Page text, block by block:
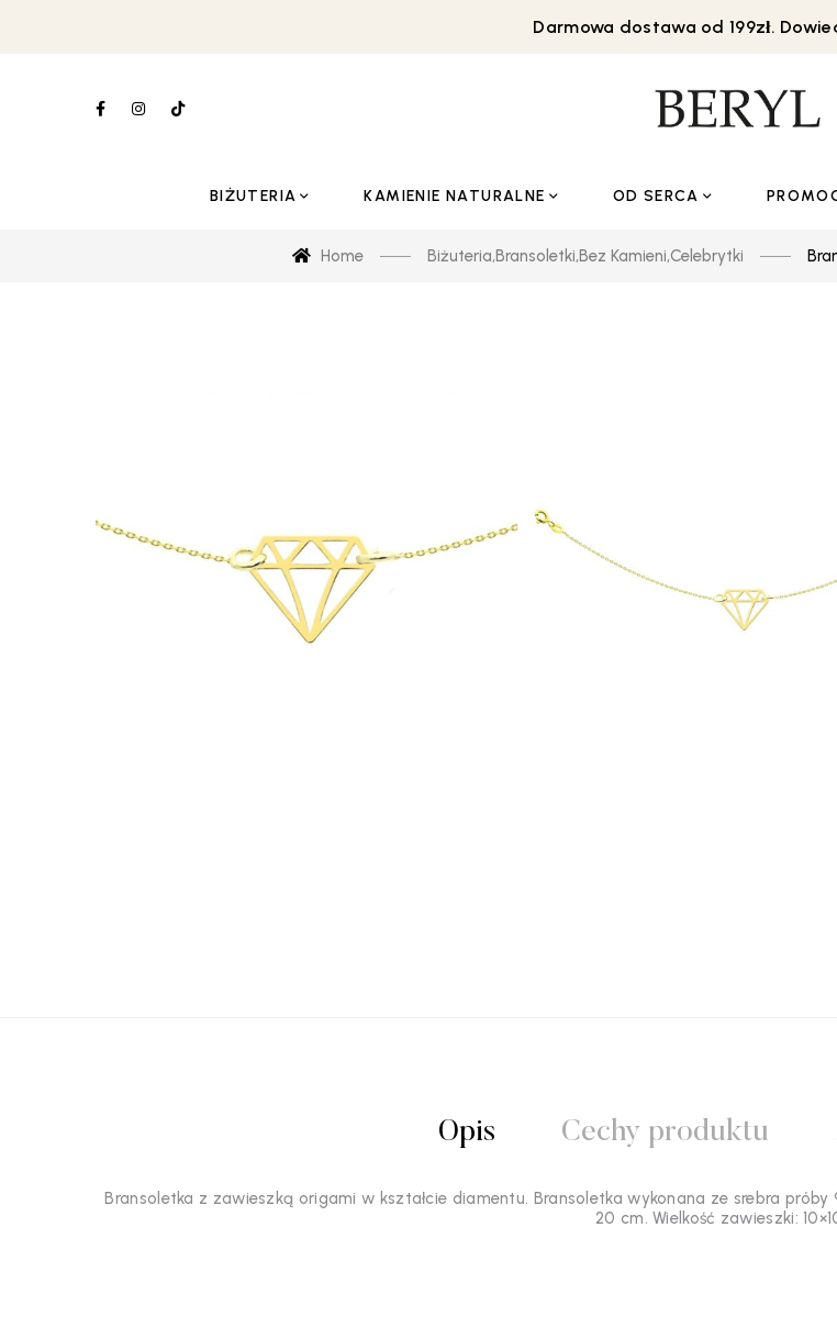
Darmowa dostawa od 199zł.
BIŻUTERIA KAMIENIE NATURALNE OD SERCA
Home Biżuteria,Bransoletki,Bez Kamieni,Celebrytki
Opis Cechy produktu
Bransoletka z zawieszką origami w kształcie diamentu. Bransoletka wykonana ze srebra
20 cm. Wielkość zawieszki: